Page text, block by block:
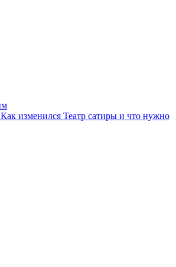
изменился Театр сатиры и что нужно